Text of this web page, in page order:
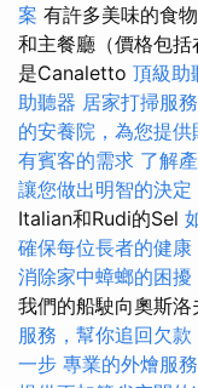
案 有許多美味的食
和主餐廳（價格包括
是Canaletto 頂級助
助聽器 居家打掃服
的安養院，為您提供
有賓客的需求 了解
讓您做出明智的決定
Italian和Rudi的Sel
確保每位長者的健康
消除家中蟑螂的困擾
我們的船駛向奧斯洛
服務，幫你追回欠款
一步 專業的外燴服